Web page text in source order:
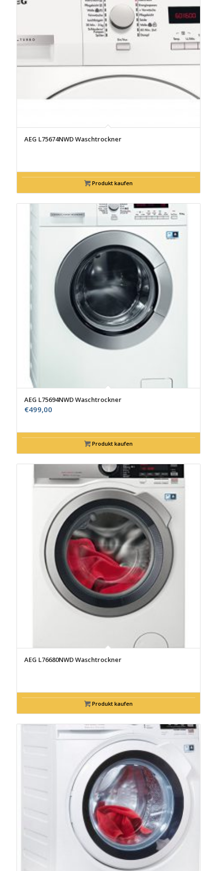
AEG L75674NWD Waschtrockner
Produkt kaufen
AEG L75694NWD Waschtrockner
€499,00
Produkt kaufen
AEG L76680NWD Waschtrockner
Produkt kaufen